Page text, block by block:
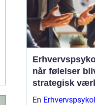
når følelser
strategisk
arbejdslivet
En